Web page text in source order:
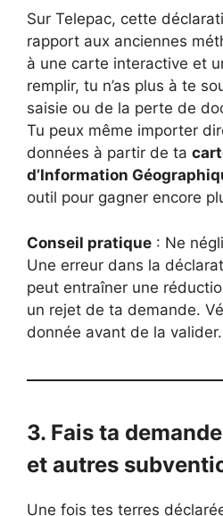
Sur Telepac, cette
rapport aux anciennes
à une carte interactive et
remplir, tu n’as plus à te
saisie ou de la perte de
Tu peux même importer
données à partir de ta
d’Information
outil pour gagner encore
Conseil pratique : Ne
Une erreur dans la
peut entraîner une
un rejet de ta demande.
donnée avant de la valider.
3. Fais ta demande
et autres
Une fois tes terres